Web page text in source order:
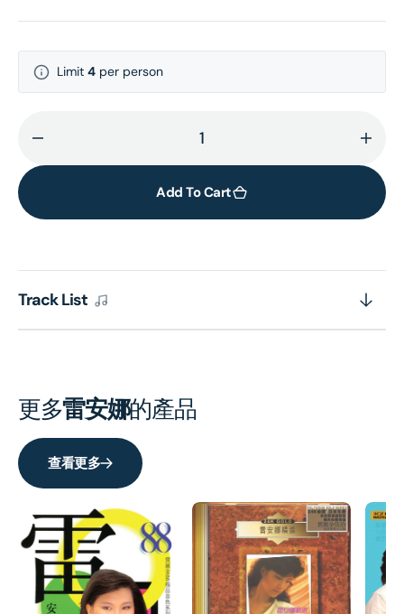
Limit 4 per person
quantity
MULTIVERSE
55TH
ANNIVERSARY
(2CD)
for
55TH
Add To Cart
Track List
更多雷安娜的產品
查看更多